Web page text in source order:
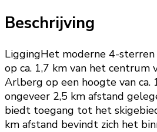
Beschrijving
LiggingHet moderne 4-
op ca. 1,7 km van het centrum
Arlberg op een hoogte van ca.
ongeveer 2,5 km afstand
biedt toegang tot het
km afstand bevindt zich het